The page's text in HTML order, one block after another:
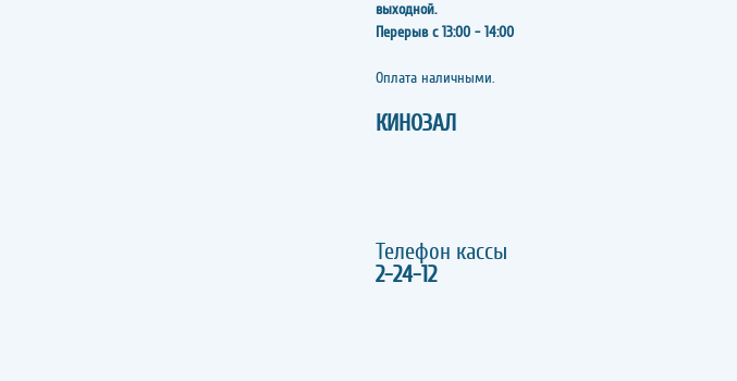
выходной.
Перерыв с 13:00 - 14:00
​​​​​​​Оплата наличными.
КИНОЗАЛ
Телефон кассы
2-24-12